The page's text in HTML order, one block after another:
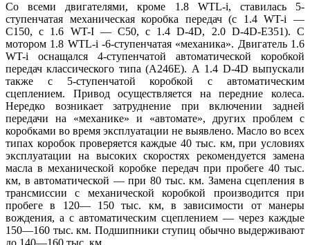
Со всеми двигателями, кроме 1.8 WTL-i, ставилась 5-
ступенчатая механическая коробка передач (с 1.4 WT-i —
С150, с 1.6 WT-I — С50, с 1.4 D-4D, 2.0 D-4D-E351). С
мотором 1.8 WTL-i -6-ступенчатая «механика». Двигатель 1.6
WT-i оснащался 4-ступенчатой автоматической коробкой
передач классического типа (А246Е). А 1.4 D-4D выпускали
также с 5-ступенчатой коробкой с автоматическим
сцеплением. Привод осуществляется на передние колеса.
Нередко возникает затруднение при включении задней
передачи на «механике» и «автомате», других проблем с
коробками во время эксплуатации не выявлено. Масло во всех
типах коробок проверяется каждые 40 тыс. км, при условиях
эксплуатации на высоких скоростях рекомендуется замена
масла в механической коробке передач при пробеге 40 тыс.
км, в автоматической — при 80 тыс. км. Замена сцепления в
трансмиссии с механической коробкой производится при
пробеге в 120— 150 тыс. км, в зависимости от манеры
вождения, а с автоматическим сцеплением — через каждые
150—160 тыс. км. Подшипники ступиц обычно выдерживают